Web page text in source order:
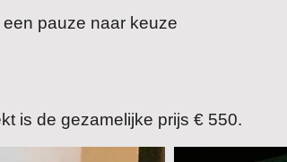
pauze naar keuze
is de gezamelijke prijs € 550.